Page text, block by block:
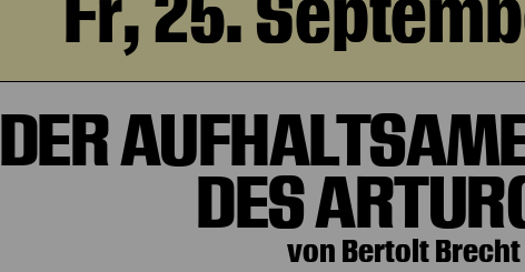
DER
DES
von Bertolt Brecht